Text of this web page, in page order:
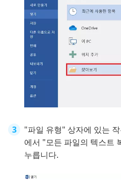
"파일 유형" 상자에 있는
에서 "모든 파일의 텍스트
누릅니다.